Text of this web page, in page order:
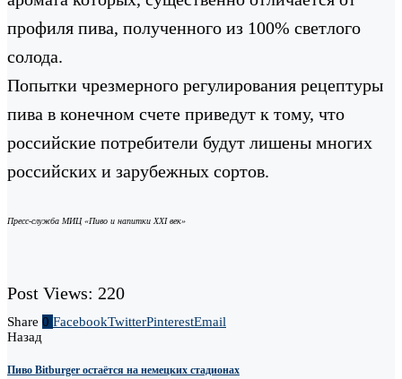
профиля пива, полученного из 100% светлого
солода.
Попытки чрезмерного регулирования рецептуры
пива в конечном счете приведут к тому, что
российские потребители будут лишены многих
российских и зарубежных сортов.
Пресс-служба МИЦ «Пиво и напитки XXI век»
Post Views: 220
Share 0 FacebookTwitterPinterestEmail
Назад
Пиво Bitburger остаётся на немецких стадионах